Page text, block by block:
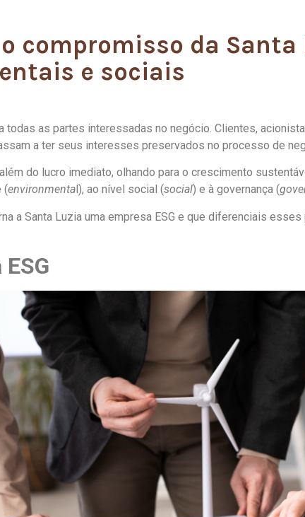
o compromisso da
e sociais
todas as partes interessadas no negócio. Clientes,
a ter seus interesses preservados no processo de
do lucro imediato, olhando para o crescimento
(environmenta l), ao nível social (social) e à governança (
a Santa Luzia uma empresa ESG e que diferenciais